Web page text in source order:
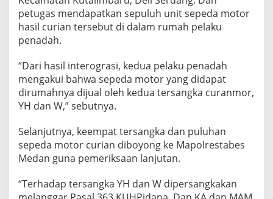
petugas mendapatkan sepuluh unit sepeda motor
hasil curian tersebut di dalam rumah pelaku
penadah.
“Dari hasil interograsi, kedua pelaku penadah
mengakui bahwa sepeda motor yang didapat
dirumahnya dijual oleh kedua tersangka curanmor,
YH dan W,” sebutnya.
Selanjutnya, keempat tersangka dan puluhan
sepeda motor curian diboyong ke Mapolrestabes
Medan guna pemeriksaan lanjutan.
“Terhadap tersangka YH dan W dipersangkakan